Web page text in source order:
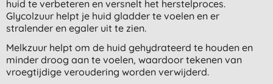
huid te verbeteren en versnelt het herstelproces.
Glycolzuur helpt je huid gladder te voelen en er
stralender en egaler uit te zien.
Melkzuur helpt om de huid gehydrateerd te houden en
minder droog aan te voelen, waardoor tekenen van
vroegtijdige veroudering worden verwijderd.